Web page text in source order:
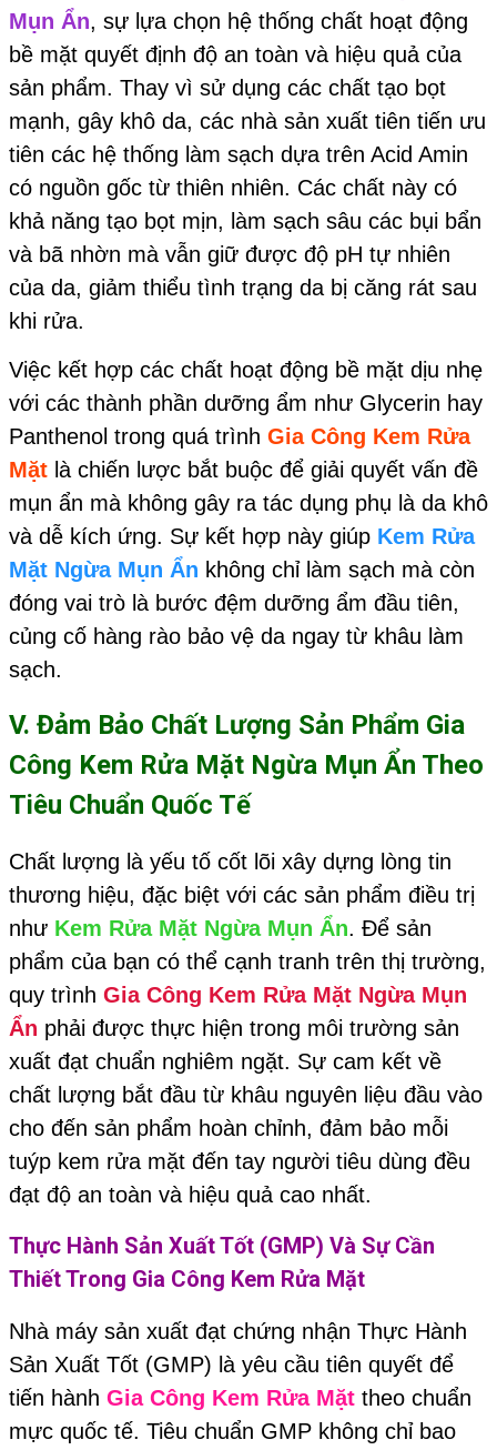
Mụn Ẩn, sự lựa chọn hệ thống chất hoạt động
bề mặt quyết định độ an toàn và hiệu quả của
sản phẩm. Thay vì sử dụng các chất tạo bọt
mạnh, gây khô da, các nhà sản xuất tiên tiến ưu
tiên các hệ thống làm sạch dựa trên Acid Amin
có nguồn gốc từ thiên nhiên. Các chất này có
khả năng tạo bọt mịn, làm sạch sâu các bụi bẩn
và bã nhờn mà vẫn giữ được độ pH tự nhiên
của da, giảm thiểu tình trạng da bị căng rát sau
khi rửa.
Việc kết hợp các chất hoạt động bề mặt dịu nhẹ
với các thành phần dưỡng ẩm như Glycerin hay
Panthenol trong quá trình Gia Công Kem Rửa
Mặt là chiến lược bắt buộc để giải quyết vấn đề
mụn ẩn mà không gây ra tác dụng phụ là da khô
và dễ kích ứng. Sự kết hợp này giúp Kem Rửa
Mặt Ngừa Mụn Ẩn không chỉ làm sạch mà còn
đóng vai trò là bước đệm dưỡng ẩm đầu tiên,
củng cố hàng rào bảo vệ da ngay từ khâu làm
sạch.
V. Đảm Bảo Chất Lượng Sản Phẩm Gia
Công Kem Rửa Mặt Ngừa Mụn Ẩn Theo
Tiêu Chuẩn Quốc Tế
Chất lượng là yếu tố cốt lõi xây dựng lòng tin
thương hiệu, đặc biệt với các sản phẩm điều trị
như Kem Rửa Mặt Ngừa Mụn Ẩn. Để sản
phẩm của bạn có thể cạnh tranh trên thị trường,
quy trình Gia Công Kem Rửa Mặt Ngừa Mụn
Ẩn phải được thực hiện trong môi trường sản
xuất đạt chuẩn nghiêm ngặt. Sự cam kết về
chất lượng bắt đầu từ khâu nguyên liệu đầu vào
cho đến sản phẩm hoàn chỉnh, đảm bảo mỗi
tuýp kem rửa mặt đến tay người tiêu dùng đều
đạt độ an toàn và hiệu quả cao nhất.
Thực Hành Sản Xuất Tốt (GMP) Và Sự Cần
Thiết Trong Gia Công Kem Rửa Mặt
Nhà máy sản xuất đạt chứng nhận Thực Hành
Sản Xuất Tốt (GMP) là yêu cầu tiên quyết để
tiến hành Gia Công Kem Rửa Mặt theo chuẩn
mực quốc tế. Tiêu chuẩn GMP không chỉ bao